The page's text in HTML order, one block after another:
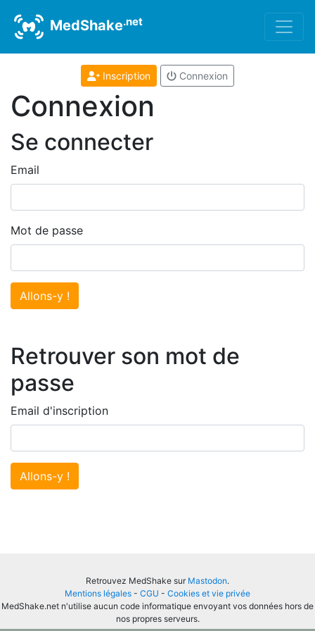
MedShake.net
Inscription Connexion
Connexion
Se connecter
Email
Mot de passe
Allons-y !
Retrouver son mot de
passe
Email d'inscription
Allons-y !
Retrouvez MedShake sur Mastodon.
Mentions légales - CGU - Cookies et vie privée
MedShake.net n'utilise aucun code informatique envoyant vos données hors de
nos propres serveurs.